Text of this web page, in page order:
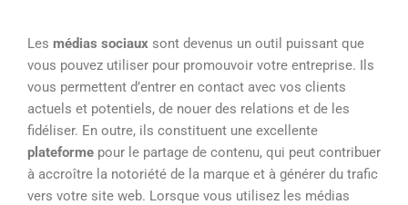
Les médias sociaux sont devenus un outil puissant que
vous pouvez utiliser pour promouvoir votre entreprise. Ils
vous permettent d’entrer en contact avec vos clients
actuels et potentiels, de nouer des relations et de les
fidéliser. En outre, ils constituent une excellente
plateforme pour le partage de contenu, qui peut contribuer
à accroître la notoriété de la marque et à générer du trafic
vers votre site web. Lorsque vous utilisez les médias